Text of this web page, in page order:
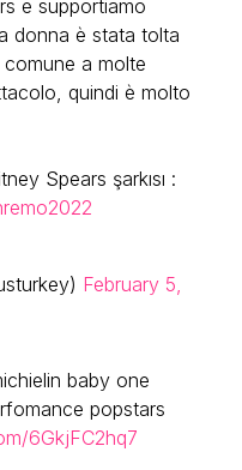
e supportiamo
donna è stata tolta
a molte
quindi è molto
Spears şarkısı :
February 5,
baby one
popstars
6GkjFC2hq7